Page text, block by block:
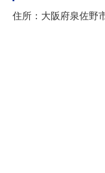
住所：大阪府泉佐野